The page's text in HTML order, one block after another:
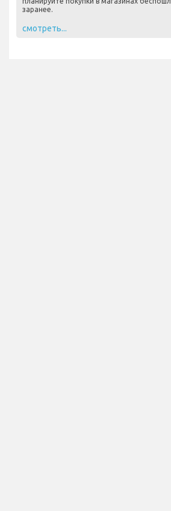
заранее.
смотреть...